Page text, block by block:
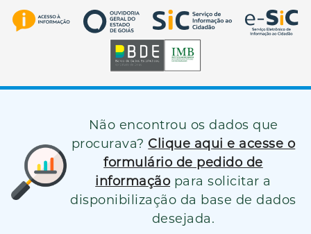
Não encontrou os dados que
procurava? Clique aqui e acesse o
formulário de pedido de
informação para solicitar a
disponibilização da base de dados
desejada.